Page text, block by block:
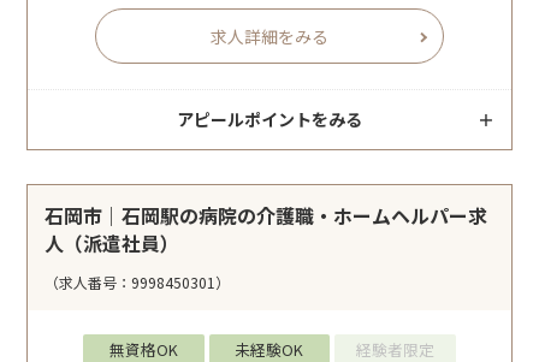
求人詳細をみる
アピールポイントをみる
石岡市｜石岡駅の病院の介護職・ホームヘルパー求
人（派遣社員）
（求人番号：9998450301）
無資格OK 未経験OK
経験者限定